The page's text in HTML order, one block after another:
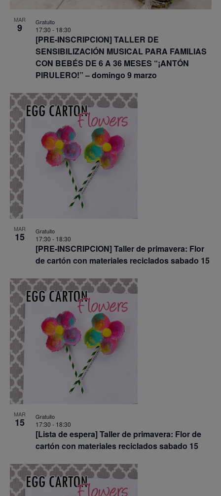
MAR
9
[PRE-INSCRIPCION] TALLER DE
SENSIBILIZACIÓN MUSICAL PARA FAMILIAS
CON BEBÉS DE 6 A 36 MESES “¡ANTÓN
PIRULERO!” – domingo 9 marzo
17:30 - 18:30
Gratuito
MAR
15
[PRE-INSCRIPCION] Taller de primavera: Flor
de cartón con materiales reciclados sabado 15
17:30 - 18:30
Gratuito
MAR
15
[Lista de espera] Taller de primavera: Flor de
cartón con materiales reciclados sabado 15
17:30 - 18:30
Gratuito